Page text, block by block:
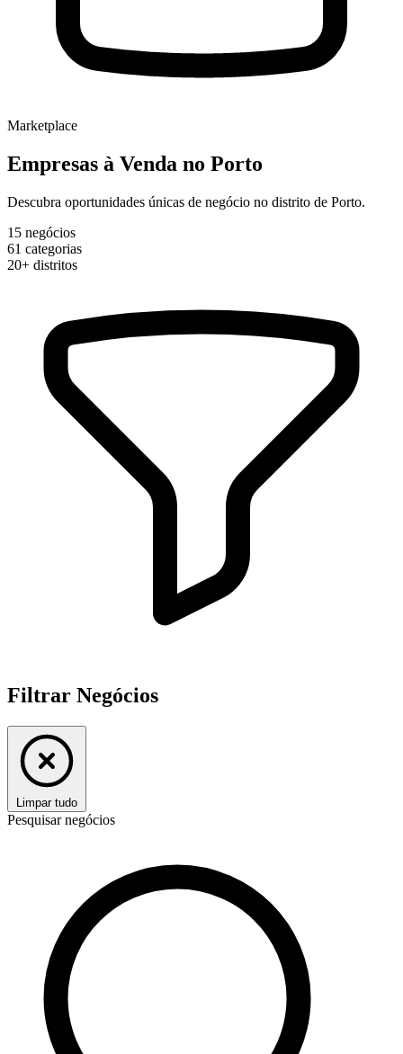
Marketplace
Empresas à Venda no Porto
Descubra oportunidades únicas de negócio no distrito de Porto.
15 negócios
61 categorias
20+ distritos
Filtrar Negócios
Limpar tudo
Pesquisar negócios